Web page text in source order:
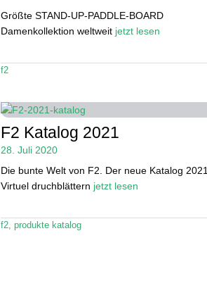
Größte STAND-UP-PADDLE-BOARD
Damenkollektion weltweit jetzt lesen
f2
F2 Katalog 2021
28. Juli 2020
Die bunte Welt von F2. Der neue Katalog 2021.
Virtuel druchblättern jetzt lesen
f2, produkte katalog